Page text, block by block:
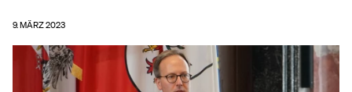
9. MÄRZ 2023